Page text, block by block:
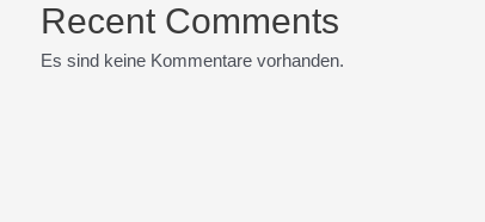
Recent Comments
Es sind keine Kommentare vorhanden.